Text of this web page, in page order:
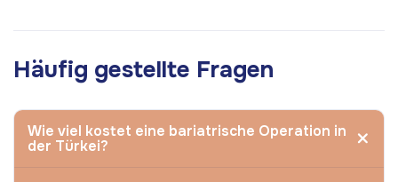
Häufig gestellte Fragen
Wie viel kostet eine bariatrische Operation in
der Türkei?